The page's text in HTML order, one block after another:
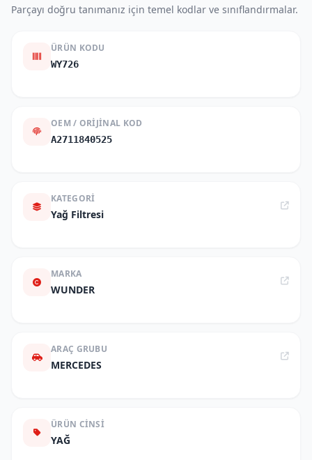
Parçayı doğru tanımanız için temel kodlar ve sınıflandırmalar.
ÜRÜN KODU
WY726
OEM / ORIJINAL KOD
A2711840525
KATEGORI
Yağ Filtresi
MARKA
WUNDER
ARAÇ GRUBU
MERCEDES
ÜRÜN CINSI
YAĞ